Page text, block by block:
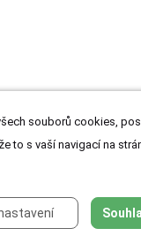
souborů cookies,
to s vaší navigací na